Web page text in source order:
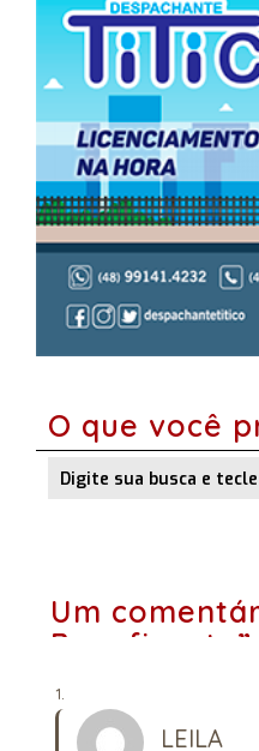
O que você
Um
Beneficente”
LEILA